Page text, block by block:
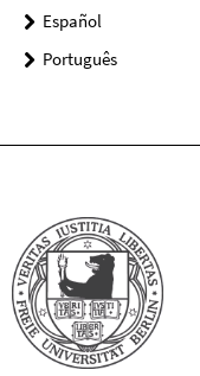
Español
Português